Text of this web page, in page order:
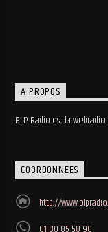
A PROPOS
BLP Radio est la
COORDONNÉES
http://